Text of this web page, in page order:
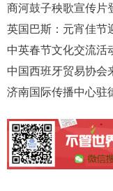
商河鼓子秧歌宣传片
英国巴斯：元宵佳节
中英春节文化交流活
中国西班牙贸易协会
济南国际传播中心驻